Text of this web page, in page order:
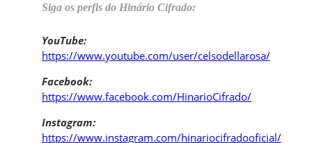
Siga os perfis do Hinário Cifrado:
YouTube:
https://www.youtube.com/user/celsodellarosa/
Facebook:
https://www.facebook.com/HinarioCifrado/
Instagram:
https://www.instagram.com/hinariocifradooficial/